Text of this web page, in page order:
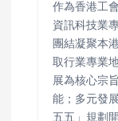
作為香港工
資訊科技業
團結凝聚本
取行業專業
展為核心宗
能；多元發
五五」規劃